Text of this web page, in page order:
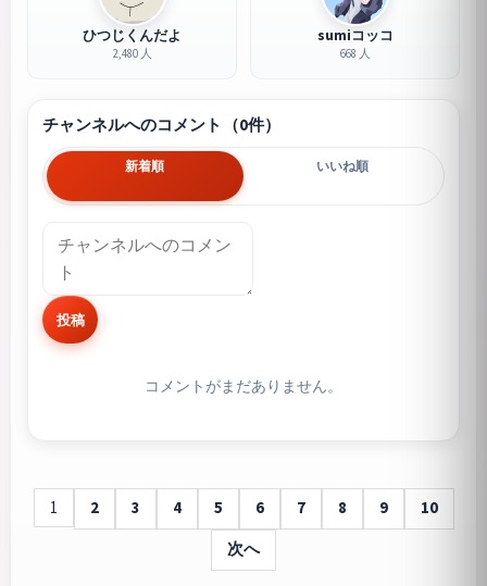
ひつじくんだよ
2,480 人
sumiコッコ
668 人
チャンネルへのコメント（0件）
新着順 いいね順
投稿
コメントがまだありません。
1 2 3 4 5 6 7 8 9
10
次へ